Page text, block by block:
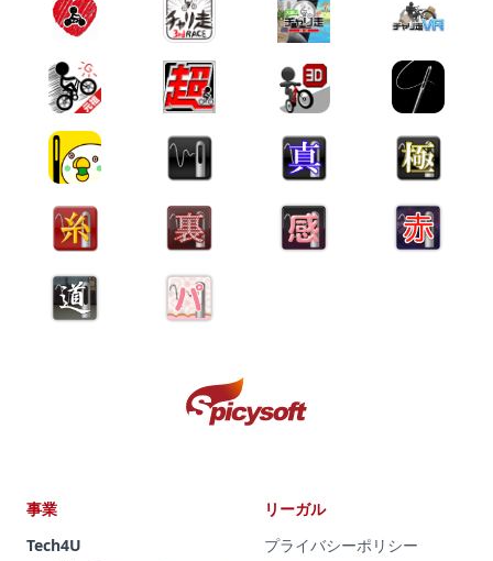
事業
Tech4U
リーガル
プライバシーポリシー